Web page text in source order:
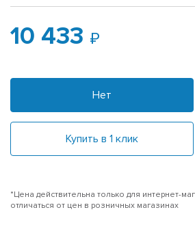
10 433
Нет
Купить в 1 клик
*Цена действительна только для интернет-
отличаться от цен в розничных магазинах